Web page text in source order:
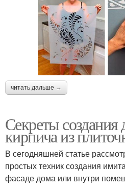
читать дальше →
Секреты создания
кирпича из
В сегодняшней статье
простых техник создания
фасаде дома или внутри